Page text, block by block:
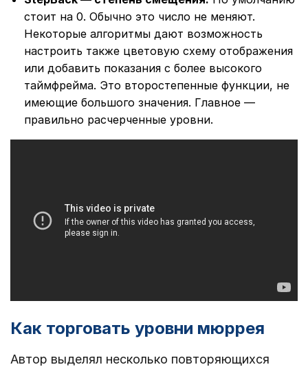
стоит на 0. Обычно это число не меняют.
Некоторые алгоритмы дают возможность
настроить также цветовую схему отображения
или добавить показания с более высокого
таймфрейма. Это второстепенные функции, не
имеющие большого значения. Главное ―
правильно расчерченные уровни.
Как торговать уровни мюррея
Автор выделял несколько повторяющихся